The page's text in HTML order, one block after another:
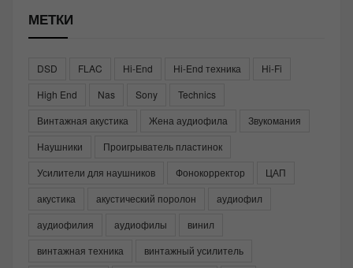
МЕТКИ
DSD FLAC Hi-End Hi-End техника
Hi-Fi
High End
Nas Sony
Technics
Винтажная акустика
Жена аудиофила
Звукомания
Наушники
Проигрыватель пластинок
Усилители для наушников
Фонокорректор
ЦАП
акустика
акустический поролон
аудиофил
аудиофилия
аудиофилы
винил
винтажная техника
винтажный усилитель